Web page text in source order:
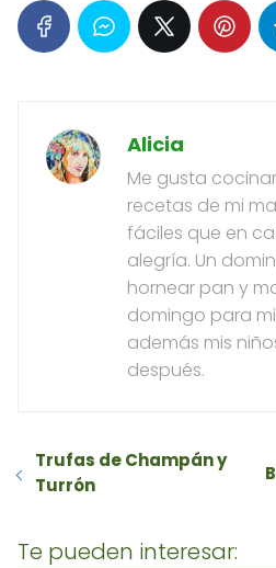
Alicia
Me gusta
recetas de mi
fáciles que en
alegría. Un
hornear pan y
domingo para
además mis
después.
Trufas de Champán y
Turrón
Te pueden interesar: